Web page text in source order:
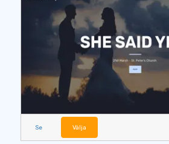
Se Välja